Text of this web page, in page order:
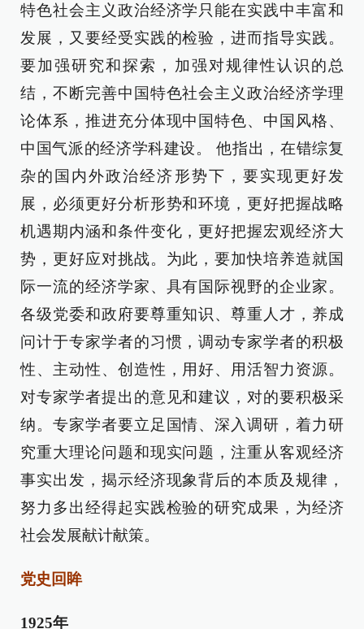
特色社会主义政治经济学只能在实践中丰富和
发展，又要经受实践的检验，进而指导实践。
要加强研究和探索，加强对规律性认识的总
结，不断完善中国特色社会主义政治经济学理
论体系，推进充分体现中国特色、中国风格、
中国气派的经济学科建设。 他指出，在错综复
杂的国内外政治经济形势下，要实现更好发
展，必须更好分析形势和环境，更好把握战略
机遇期内涵和条件变化，更好把握宏观经济大
势，更好应对挑战。为此，要加快培养造就国
际一流的经济学家、具有国际视野的企业家。
各级党委和政府要尊重知识、尊重人才，养成
问计于专家学者的习惯，调动专家学者的积极
性、主动性、创造性，用好、用活智力资源。
对专家学者提出的意见和建议，对的要积极采
纳。专家学者要立足国情、深入调研，着力研
究重大理论问题和现实问题，注重从客观经济
事实出发，揭示经济现象背后的本质及规律，
努力多出经得起实践检验的研究成果，为经济
社会发展献计献策。
党史回眸
1925年